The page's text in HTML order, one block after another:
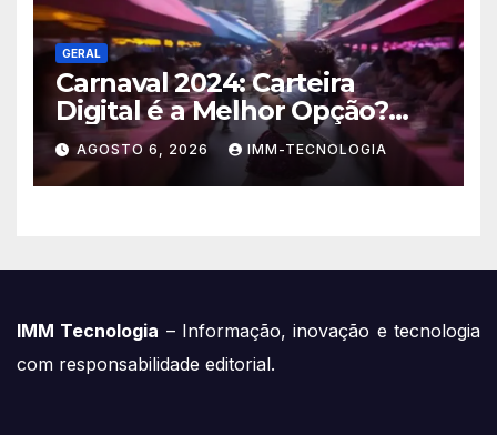
GERAL
Carnaval 2024: Carteira
Digital é a Melhor Opção?
Guia Completo de Segurança
para Pagar com o Celular na
Folia
AGOSTO 6, 2026 IMM-TECNOLOGIA
IMM Tecnologia – Informação, inovação e tecnologia
com responsabilidade editorial.